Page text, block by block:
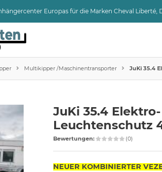
Europas für die Marken Cheval Liberté,
Multikipper /Maschinentransporter JuKi 35.4
JuKi 35.4
Leuchtenschutz
Bewertungen: (0)
NEUER KOMBINIERTER